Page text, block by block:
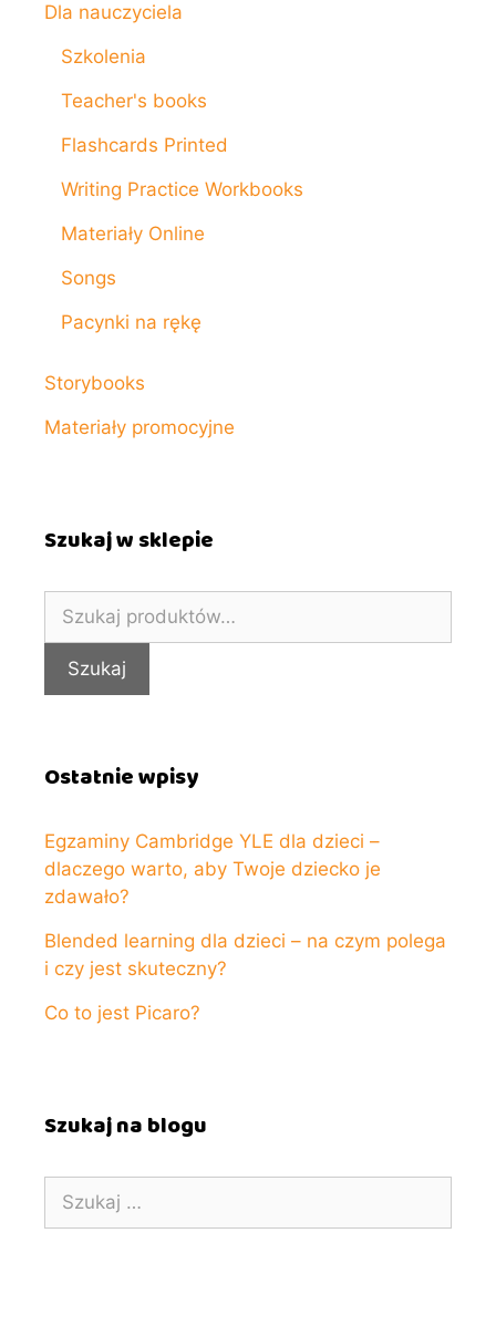
Dla nauczyciela
Szkolenia
Teacher's books
Flashcards Printed
Writing Practice Workbooks
Materiały Online
Songs
Pacynki na rękę
Storybooks
Materiały promocyjne
Szukaj w sklepie
Szukaj:
Szukaj
Ostatnie wpisy
Egzaminy Cambridge YLE dla dzieci –
dlaczego warto, aby Twoje dziecko je
zdawało?
Blended learning dla dzieci – na czym polega
i czy jest skuteczny?
Co to jest Picaro?
Szukaj na blogu
Szukaj: